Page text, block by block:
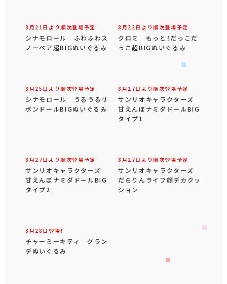
8月21日より順次登場予定
シナモロール ふわふわス
ノーベア超BIGぬいぐるみ
8月22日より順次登場予定
クロミ もっと！だっこだ
っこ超BIGぬいぐるみ
8月25日より順次登場予定
シナモロール うるうるリ
ボンドールBIGぬいぐるみ
8月27日より順次登場予定
サンリオキャラクターズ
甘えんぼナミダドールBIG
タイプ1
8月27日より順次登場予定
サンリオキャラクターズ
甘えんぼナミダドールBIG
タイプ2
8月27日より順次登場予定
サンリオキャラクターズ
だらりんライフ顔デカクッ
ション
8月28日登場！
チャーミーキティ グラン
デぬいぐるみ